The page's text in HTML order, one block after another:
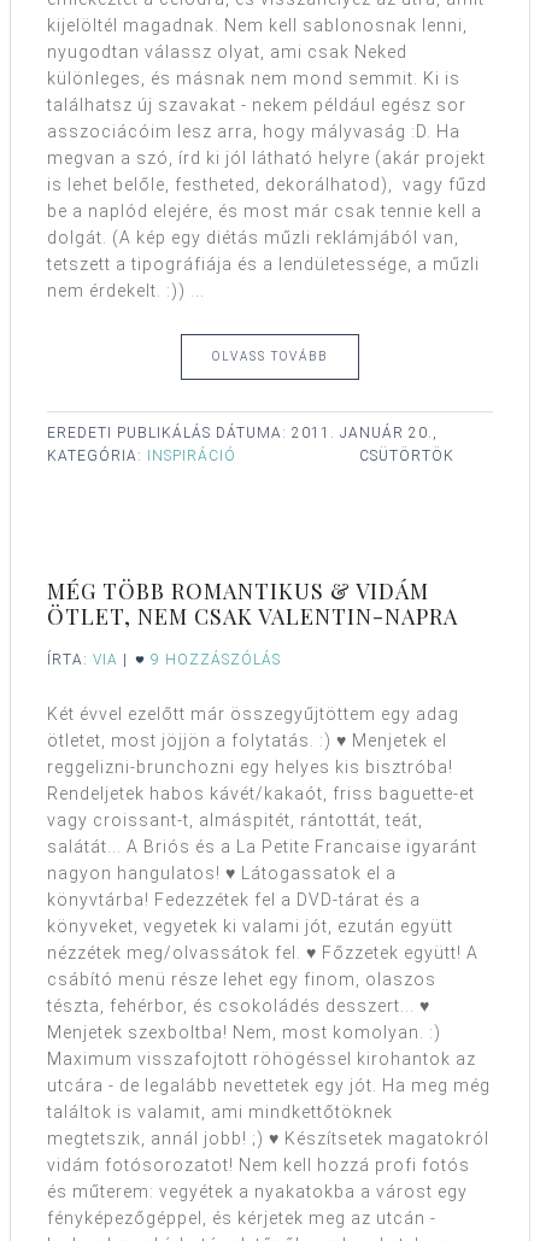
kijelöltél magadnak. Nem kell sablonosnak lenni,
nyugodtan válassz olyat, ami csak Neked
különleges, és másnak nem mond semmit. Ki is
találhatsz új szavakat - nekem például egész sor
asszociácóim lesz arra, hogy mályvaság :D. Ha
megvan a szó, írd ki jól látható helyre (akár projekt
is lehet belőle, festheted, dekorálhatod), vagy fűzd
be a naplód elejére, és most már csak tennie kell a
dolgát. (A kép egy diétás műzli reklámjából van,
tetszett a tipográfiája és a lendületessége, a műzli
nem érdekelt. :)) ...
OLVASS TOVÁBB
EREDETI PUBLIKÁLÁS DÁTUMA: 2011. JANUÁR 20.,
CSÜTÖRTÖK
KATEGÓRIA: INSPIRÁCIÓ
MÉG TÖBB ROMANTIKUS & VIDÁM
ÖTLET, NEM CSAK VALENTIN-NAPRA
ÍRTA: VIA | 9 HOZZÁSZÓLÁS
Két évvel ezelőtt már összegyűjtöttem egy adag
ötletet, most jöjjön a folytatás. :) ♥ Menjetek el
reggelizni-brunchozni egy helyes kis bisztróba!
Rendeljetek habos kávét/kakaót, friss baguette-et
vagy croissant-t, almáspitét, rántottát, teát,
salátát... A Briós és a La Petite Francaise igyaránt
nagyon hangulatos! ♥ Látogassatok el a
könyvtárba! Fedezzétek fel a DVD-tárat és a
könyveket, vegyetek ki valami jót, ezután együtt
nézzétek meg/olvassátok fel. ♥ Főzzetek együtt! A
csábító menü része lehet egy finom, olaszos
tészta, fehérbor, és csokoládés desszert... ♥
Menjetek szexboltba! Nem, most komolyan. :)
Maximum visszafojtott röhögéssel kirohantok az
utcára - de legalább nevettetek egy jót. Ha meg még
találtok is valamit, ami mindkettőtöknek
megtetszik, annál jobb! ;) ♥ Készítsetek magatokról
vidám fotósorozatot! Nem kell hozzá profi fotós
és műterem: vegyétek a nyakatokba a várost egy
fényképezőgéppel, és kérjetek meg az utcán -